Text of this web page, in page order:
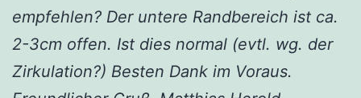
empfehlen? Der untere Randbereich ist ca.
2-3cm offen. Ist dies normal (evtl. wg. der
Zirkulation?) Besten Dank im Voraus.